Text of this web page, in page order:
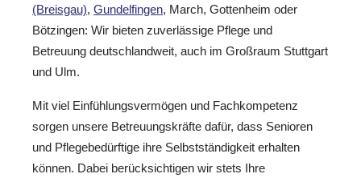
(Breisgau), Gundelfingen, March, Gottenheim oder
Bötzingen: Wir bieten zuverlässige Pflege und
Betreuung deutschlandweit, auch im Großraum Stuttgart
und Ulm.
Mit viel Einfühlungsvermögen und Fachkompetenz
sorgen unsere Betreuungskräfte dafür, dass Senioren
und Pflegebedürftige ihre Selbstständigkeit erhalten
können. Dabei berücksichtigen wir stets Ihre